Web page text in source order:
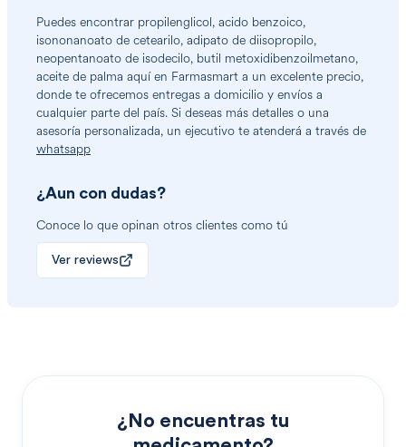
Puedes encontrar propilenglicol, acido benzoico,
isononanoato de cetearilo, adipato de diisopropilo,
neopentanoato de isodecilo, butil metoxidibenzoilmetano,
aceite de palma aquí en Farmasmart a un excelente precio,
donde te ofrecemos entregas a domicilio y envíos a
cualquier parte del país. Si deseas más detalles o una
asesoría personalizada, un ejecutivo te atenderá a través de
whatsapp
¿Aun con dudas?
Conoce lo que opinan otros clientes como tú
Ver reviews
¿No encuentras tu